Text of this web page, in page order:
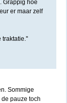
Grappig hoe
er maar zelf
traktatie.''
Sommige
pauze toch